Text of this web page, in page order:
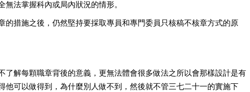
法掌握科內或局內狀況的情形。
的措施之後，仍然堅持要採取專員和專門委員只核稿不核章方式的原
了解每顆職章背後的意義，更無法體會很多做法之所以會那樣設計是有
他可以做得到，為什麼別人做不到，然後就不管三七二十一的實施下